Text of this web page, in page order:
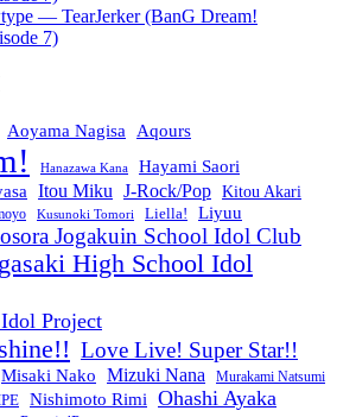
— TearJerker (BanG Dream!
7)
Aoyama Nagisa Aqours
Hanazawa Kana
Hayami Saori
Itou Miku J-Rock/Pop Kitou Akari
Kusunoki Tomori Liella! Liyuu
Jogakuin School Idol Club
High School Idol
Project
Love Live! Super Star!!
Misaki Nako Mizuki Nana Murakami Natsumi
Nishimoto Rimi Ohashi Ayaka